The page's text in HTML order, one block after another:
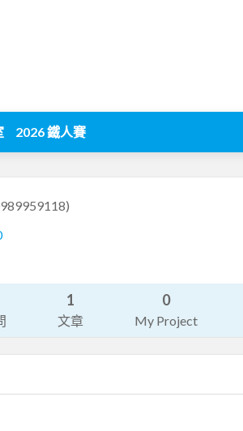
2026 鐵人賽
1
文章
0
My Project